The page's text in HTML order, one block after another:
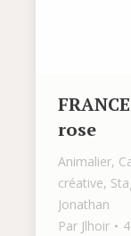
rose
Animalier,
créative,
Jonathan
Par Jlhoir